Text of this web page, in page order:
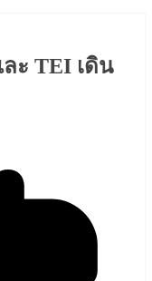
ะ TEI เดิน